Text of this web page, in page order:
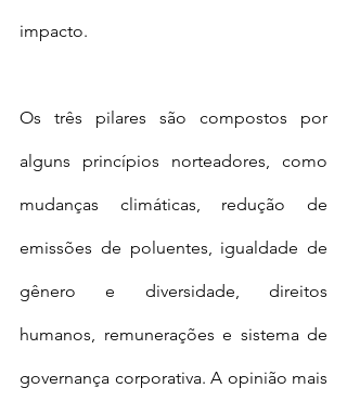
impacto.
Os três pilares são compostos por
alguns princípios norteadores, como
mudanças climáticas, redução de
emissões de poluentes, igualdade de
gênero e diversidade, direitos
humanos, remunerações e sistema de
governança corporativa. A opinião mais